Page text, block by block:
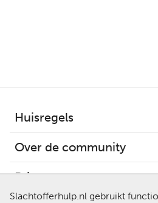
Slachtofferhulp.nl gebruikt
Huisregels
Over de community
Privacy